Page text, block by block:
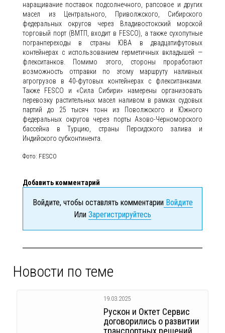
наращивание поставок подсолнечного, рапсовое и других
масел из Центрального, Приволжского, Сибирского
федеральных округов через Владивостокский морской
торговый порт (ВМТП, входит в FESCO), а также сухопутные
погранпереходы в страны ЮВА в двадцатифутовых
контейнерах с использованием герметичных вкладышей —
флекситанков. Помимо этого, стороны проработают
возможность отправки по этому маршруту наливных
агрогрузов в 40-футовых контейнерах с флекситанками.
Также FESCO и «Сила Сибири» намерены организовать
перевозку растительных масел наливом в рамках судовых
партий до 25 тысяч тонн из Поволжского и Южного
федеральных округов через порты Азово-Черноморского
бассейна в Турцию, страны Персидского залива и
Индийского субконтинента.
Фото: FESCO
Добавить комментарий
Войдите, чтобы оставлять комментарииВойдите
Или Зарегистрируйтесь
Новости по теме
19.03.2025
Рускон и Октет Сервис
договорились о развитии